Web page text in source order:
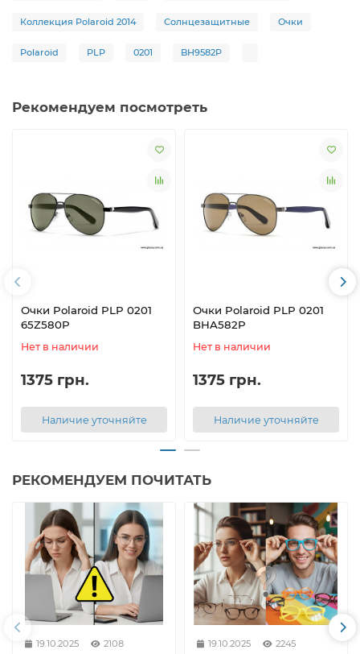
Коллекция Polaroid 2014 Солнцезащитные Очки
Polaroid PLP 0201 BH9582P
Рекомендуем посмотреть
Очки Polaroid PLP 0201
65Z580P
Нет в наличии
1375 грн.
Наличие уточняйте
Очки Polaroid PLP 0201
BHA582P
Нет в наличии
1375 грн.
Наличие уточняйте
РЕКОМЕНДУЕМ ПОЧИТАТЬ
19.10.2025 2108 19.10.2025 2245